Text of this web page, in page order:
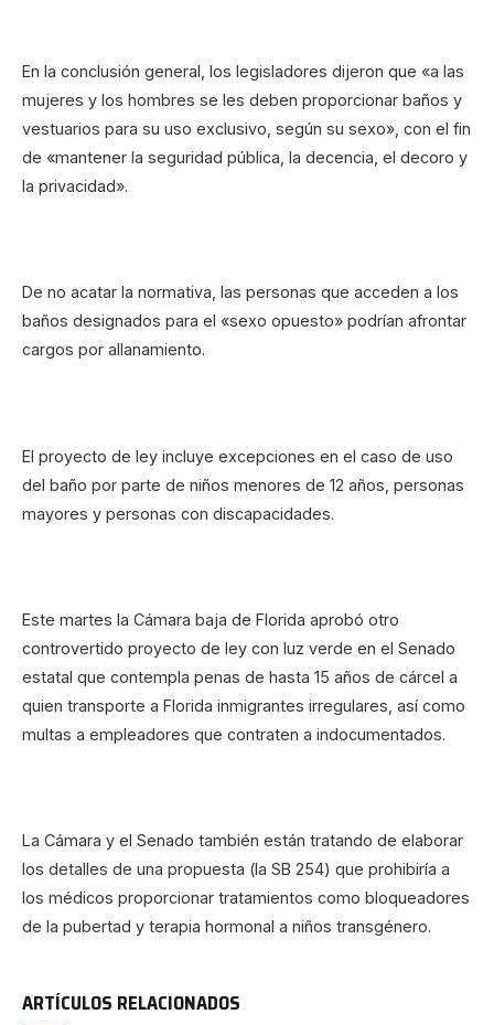
En la conclusión general, los legisladores dijeron que «a las
mujeres y los hombres se les deben proporcionar baños y
vestuarios para su uso exclusivo, según su sexo», con el fin
de «mantener la seguridad pública, la decencia, el decoro y
la privacidad».
De no acatar la normativa, las personas que acceden a los
baños designados para el «sexo opuesto» podrían afrontar
cargos por allanamiento.
El proyecto de ley incluye excepciones en el caso de uso
del baño por parte de niños menores de 12 años, personas
mayores y personas con discapacidades.
Este martes la Cámara baja de Florida aprobó otro
controvertido proyecto de ley con luz verde en el Senado
estatal que contempla penas de hasta 15 años de cárcel a
quien transporte a Florida inmigrantes irregulares, así como
multas a empleadores que contraten a indocumentados.
La Cámara y el Senado también están tratando de elaborar
los detalles de una propuesta (la SB 254) que prohibiría a
los médicos proporcionar tratamientos como bloqueadores
de la pubertad y terapia hormonal a niños transgénero.
ARTÍCULOS RELACIONADOS